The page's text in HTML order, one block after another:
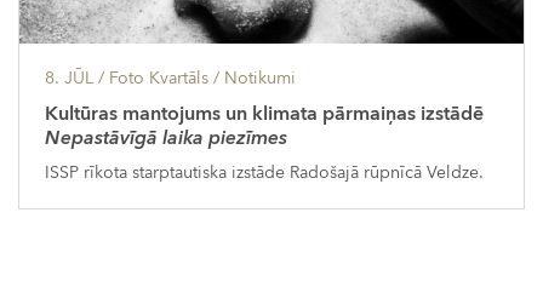
8. JŪL / Foto Kvartāls / Notikumi
Kultūras mantojums un klimata pārmaiņas izstādē
Nepastāvīgā laika piezīmes
ISSP rīkota starptautiska izstāde Radošajā rūpnīcā Veldze.